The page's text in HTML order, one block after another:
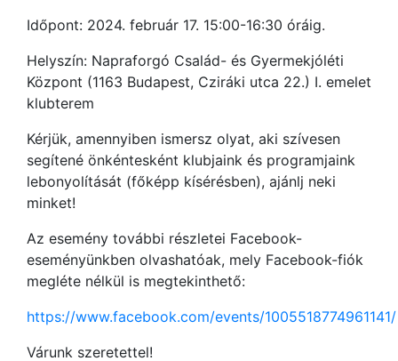
Időpont: 2024. február 17. 15:00-16:30 óráig.
Helyszín: Napraforgó Család- és Gyermekjóléti
Központ (1163 Budapest, Cziráki utca 22.) I. emelet
klubterem
Kérjük, amennyiben ismersz olyat, aki szívesen
segítené önkéntesként klubjaink és programjaink
lebonyolítását (főképp kísérésben), ajánlj neki
minket!
Az esemény további részletei Facebook-
eseményünkben olvashatóak, mely Facebook-fiók
megléte nélkül is megtekinthető:
https://www.facebook.com/events/1005518774961141/
Várunk szeretettel!